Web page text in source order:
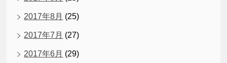
2017年8月 (25)
2017年7月 (27)
2017年6月 (29)